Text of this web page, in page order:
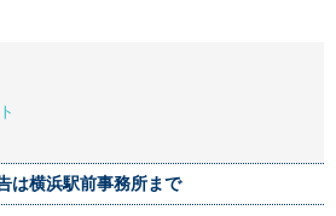
は横浜駅前事務所まで